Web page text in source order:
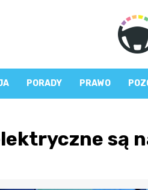
PORADY PRAWO
są